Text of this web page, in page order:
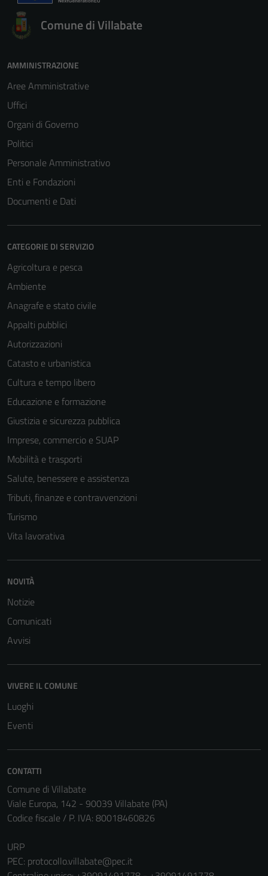
Comune di Villabate
AMMINISTRAZIONE
Aree Amministrative
Uffici
Organi di Governo
Politici
Personale Amministrativo
Enti e Fondazioni
Documenti e Dati
CATEGORIE DI SERVIZIO
Agricoltura e pesca
Ambiente
Anagrafe e stato civile
Appalti pubblici
Autorizzazioni
Catasto e urbanistica
Cultura e tempo libero
Educazione e formazione
Giustizia e sicurezza pubblica
Imprese, commercio e SUAP
Mobilità e trasporti
Salute, benessere e assistenza
Tributi, finanze e contravvenzioni
Turismo
Vita lavorativa
NOVITÀ
Notizie
Comunicati
Avvisi
VIVERE IL COMUNE
Luoghi
Eventi
CONTATTI
Comune di Villabate
Viale Europa, 142 - 90039 Villabate (PA)
Codice fiscale / P. IVA: 80018460826
URP
PEC: protocollo.villabate@pec.it